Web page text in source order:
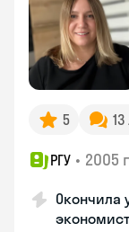
5
РГУ • 2005
Окончила